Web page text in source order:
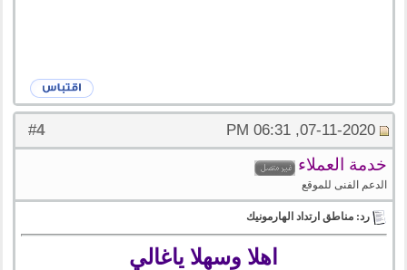
#
4 07-11-2020, 06:31 PM
خدمة العملاء
الدعم الفنى للموقع
رد: مناطق ارتداد الهارمونيك
اهلا وسهلا ياغالي